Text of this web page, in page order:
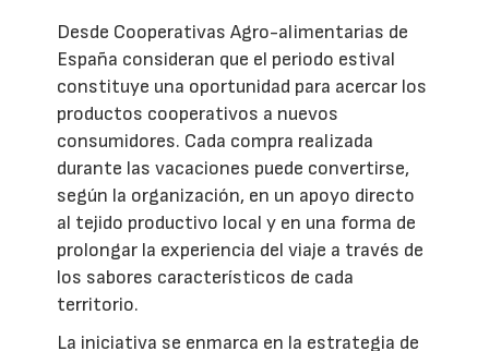
Desde Cooperativas Agro-alimentarias de
España consideran que el periodo estival
constituye una oportunidad para acercar los
productos cooperativos a nuevos
consumidores. Cada compra realizada
durante las vacaciones puede convertirse,
según la organización, en un apoyo directo
al tejido productivo local y en una forma de
prolongar la experiencia del viaje a través de
los sabores característicos de cada
territorio.
La iniciativa se enmarca en la estrategia de